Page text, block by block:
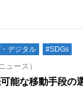
デジタル #SDGs
ュース）
能な移動手段の